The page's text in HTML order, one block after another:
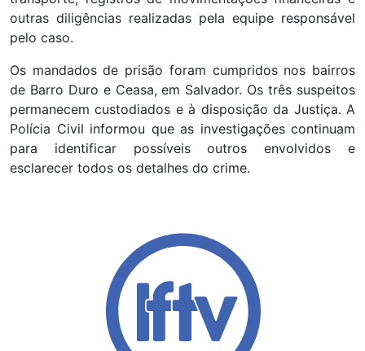
outras diligências realizadas pela equipe responsável
pelo caso.
Os mandados de prisão foram cumpridos nos bairros
de Barro Duro e Ceasa, em Salvador. Os três suspeitos
permanecem custodiados e à disposição da Justiça. A
Polícia Civil informou que as investigações continuam
para identificar possíveis outros envolvidos e
esclarecer todos os detalhes do crime.